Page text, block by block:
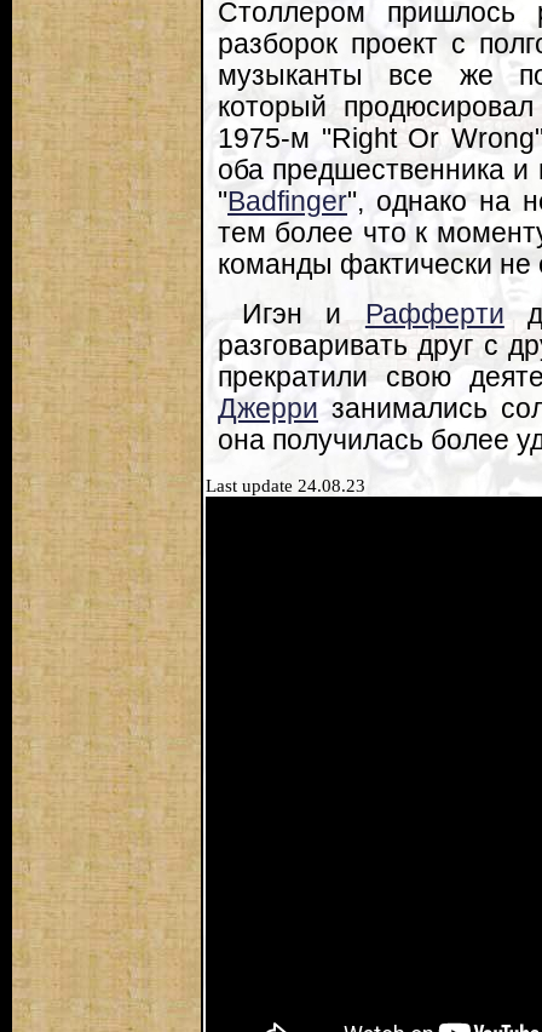
Столлером пришлось
разборок проект с
музыканты все же
который
1975-м "Right Or
оба предшественника
"Badfinger", однако на
тем более что к
команды фактически не
Игэн и Рафферти
разговаривать друг с
прекратили свою
Джерри занимались
она получилась более
Last update 24.08.23